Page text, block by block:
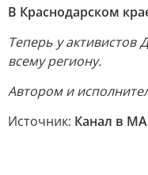
В Краснодарском
Теперь у
всему региону.
Автором и
Источник: Канал в